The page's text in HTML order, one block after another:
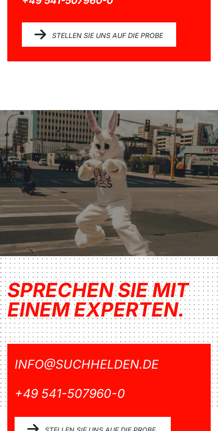
STELLEN SIE UNS AUF DIE PROBE
SPRECHEN SIE MIT
EINEM EXPERTEN.
INFO@SUCHHELDEN.DE
+49 541-507960-0